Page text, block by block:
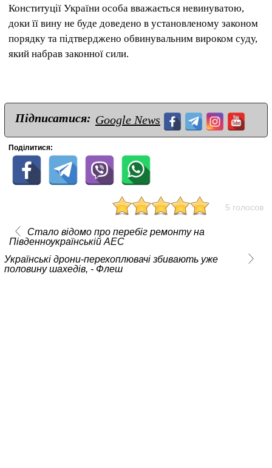
Конституції України особа вважається невинуватою,
доки її вину не буде доведено в установленому законом
порядку та підтверджено обвинувальним вироком суду,
який набрав законної сили.
Підписатися: Google News
Поділитися:
5 голосов
Стало відомо про перебіг ремонту на
Південноукраїнській АЕС
Українські дрони-перехоплювачі збивають уже
половину шахедів, - Флеш